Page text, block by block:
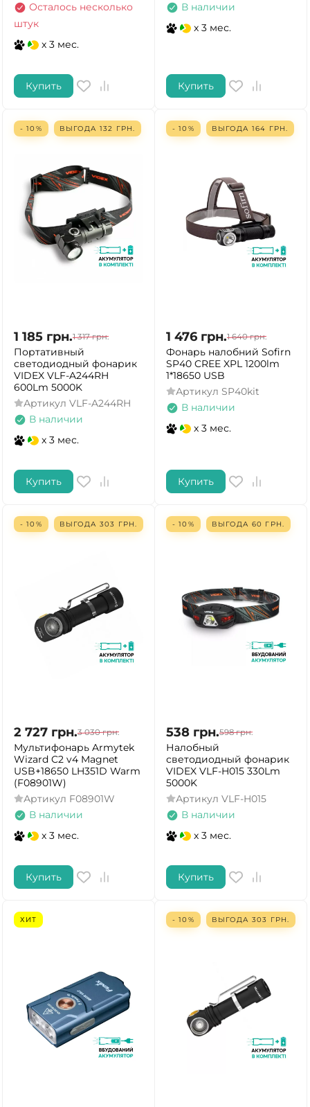
Осталось несколько
штук
x 3 мес.
Купить
В наличии
x 3 мес.
Купить
- 10% ВЫГОДА 132 ГРН.
1 185 грн.1 317 грн.
Портативный
светодиодный фонарик
VIDEX VLF-A244RH
600Lm 5000K
Артикул VLF-A244RH
В наличии
x 3 мес.
Купить
- 10% ВЫГОДА 164 ГРН.
1 476 грн.1 640 грн.
Фонарь налобний Sofirn
SP40 CREE XPL 1200lm
1*18650 USB
Артикул SP40kit
В наличии
x 3 мес.
Купить
- 10% ВЫГОДА 303 ГРН.
2 727 грн.3 030 грн.
Мультифонарь Armytek
Wizard C2 v4 Magnet
USB+18650 LH351D Warm
(F08901W)
Артикул F08901W
В наличии
x 3 мес.
Купить
- 10% ВЫГОДА 60 ГРН.
538 грн.598 грн.
Налобный
светодиодный фонарик
VIDEX VLF-H015 330Lm
5000K
Артикул VLF-H015
В наличии
x 3 мес.
Купить
ХИТ - 10% ВЫГОДА 303 ГРН.